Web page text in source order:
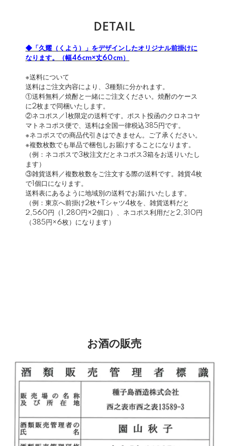
DETAIL
◆「久耀（くよう）」をデザインしたオリジナル前掛けに
なります。（幅46cm×丈60cm）
※送料について
送料はご注文内容により、3種類に分かれます。
①送料無料／焼酎と一緒にご注文ください。焼酎のケース
に2枚まで同梱いたします。
②ネコポス／1枚限定の送料です。ポスト投函のクロネコヤ
マトネコポス便で、送料は全国一律税込385円です。
※ネコポスでの商品代引きはできません。ご了承ください。
※複数枚数でも単品で梱包しお届けすることになります。
（例：ネコポスで3枚注文だとネコポス3箱をお送りいたし
ます）
③雑貨送料／複数枚数をご注文する際の送料です。雑貨4枚
で1個口になります。
送料表にあるように地域別の送料でお届けいたします。
（例：東京へ前掛け2枚+Tシャツ4枚を、雑貨送料だと
2,560円（1,280円×2個口）、ネコポス利用だと2,310円
（385円×6枚）になります）
お酒の販売